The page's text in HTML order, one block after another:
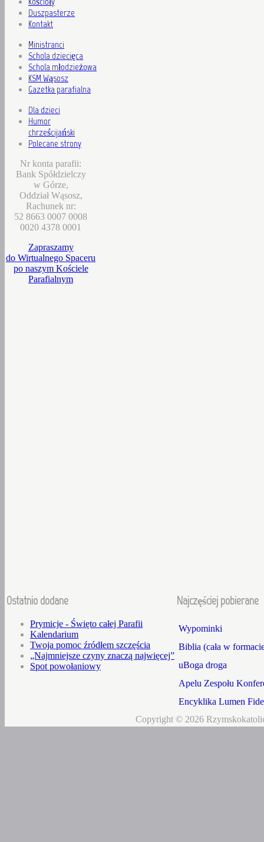
Duszpasterze
Kontakt
Ministranci
Schola dziecięca
Schola młodzieżowa
KSM Wąsosz
Gazetka parafialna
Dla dzieci
Humor
chrześcijański
Polecane strony
Nr konta parafii:
Bank Spółdzielczy
w Górze,
Oddział Wąsosz,
Rachunek nr:
52 8663 0007 0008
0020 4378 0001
Zapraszamy
do Wirtualnego Spaceru
po naszym Kościele
Parafialnym
Ostatnio dodane
Prymicje - Święto całej Parafii
Kalendarium
Twoja pomoc źródłem szczęścia
„Najmniejsze czyny znaczą najwięcej”
Spot powołaniowy
Najczęściej pobierane
Wypominki
Biblia (cała w
uBoga droga
Apelu Zespołu
Encyklika Lumen
Copyright © 2026